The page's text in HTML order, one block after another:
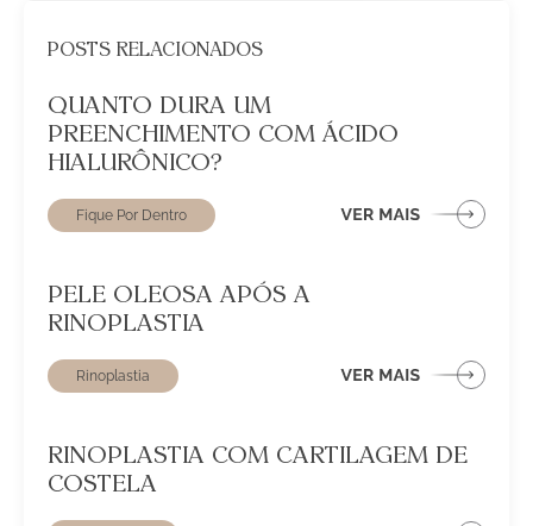
POSTS RELACIONADOS
Fique Por Dentro
QUANTO DURA UM
PREENCHIMENTO COM ÁCIDO
HIALURÔNICO?
Rinoplastia
PELE OLEOSA APÓS A
RINOPLASTIA
RINOPLASTIA COM CARTILAGEM DE
COSTELA